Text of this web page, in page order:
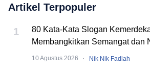
Artikel Terpopuler
1
80 Kata-Kata Slogan
Membangkitkan Semangat dan
10 Agustus 2026 · Nik Nik Fadlah